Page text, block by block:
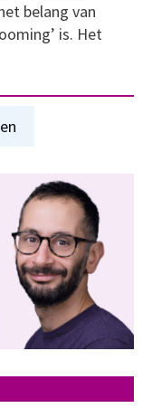
belang van
is. Het